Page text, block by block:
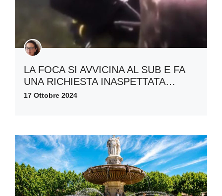
LA FOCA SI AVVICINA AL SUB E FA
UNA RICHIESTA INASPETTATA…
17 Ottobre 2024